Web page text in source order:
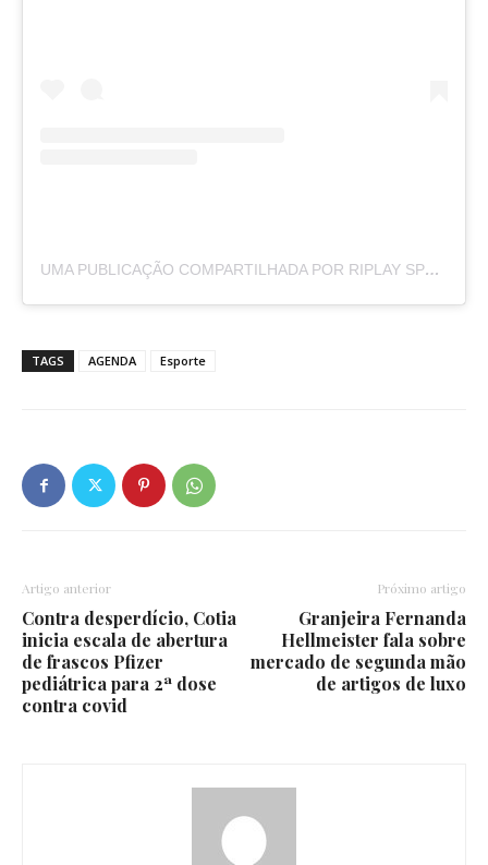
UMA PUBLICAÇÃO COMPARTILHADA POR RIPLAY SPORTS GRANJA VIANA (@RIPLAYGRANJAVIANA)
TAGS AGENDA Esporte
Artigo anterior
Contra desperdício, Cotia
inicia escala de abertura
de frascos Pfizer
pediátrica para 2ª dose
contra covid
Próximo artigo
Granjeira Fernanda
Hellmeister fala sobre
mercado de segunda mão
de artigos de luxo